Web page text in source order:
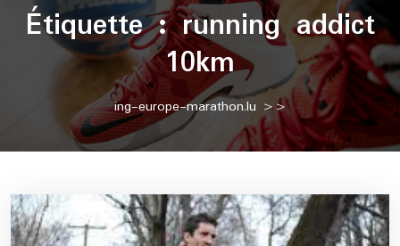
Étiquette :running addict
10km
ing-europe-marathon.lu >>